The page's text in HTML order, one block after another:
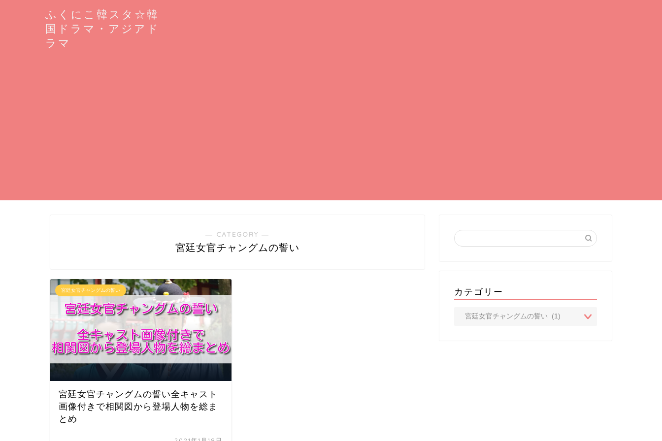
ふくにこ韓スタ☆韓
国ドラマ・アジアド
ラマ
― CATEGORY ―
宮廷女官チャングムの誓い
宮廷女官チャングムの誓い
宮廷女官チャングムの誓い全キャスト
画像付きで相関図から登場人物を総ま
とめ
カテゴリー